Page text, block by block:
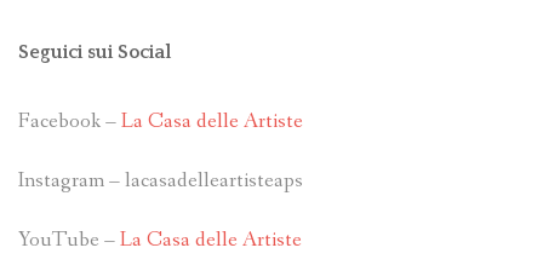
Seguici sui Social
Facebook –La Casa delle Artiste
Instagram – lacasadelleartisteaps
YouTube –La Casa delle Artiste